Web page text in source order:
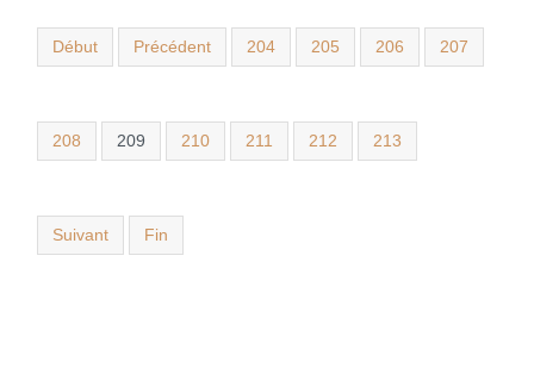
Début Précédent 204 205 206 207
208 209 210 211 212 213
Suivant Fin